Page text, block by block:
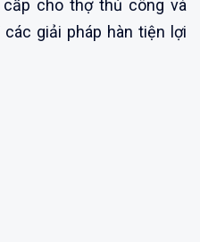
cho thợ thủ công và
giải pháp hàn tiện lợi